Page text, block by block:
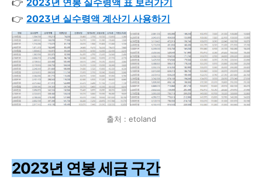
👉 2023년 실수령액 계산기 사용하기
출처 : etoland
2023년 연봉 세금 구간